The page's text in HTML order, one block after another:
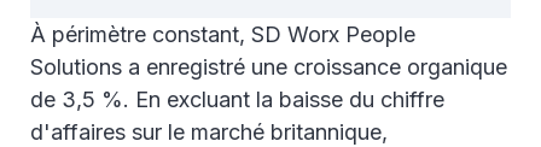
Inte
rse
ent
eli
min
52.
À périmètre constant, SD Worx People
Solutions a enregistré une croissance organique
de 3,5 %. En excluant la baisse du chiffre
d'affaires sur le marché britannique,